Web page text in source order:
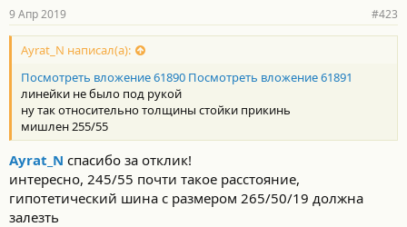
н
о
с
и
:
9 Апр 2019 #423
Ayrat_N написал(а):
Посмотреть вложение 61890 Посмотреть вложение 61891
линейки не было под рукой
ну так относительно толщины стойки прикинь
мишлен 255/55
Ayrat_N спасибо за отклик!
интересно, 245/55 почти такое расстояние,
гипотетический шина с размером 265/50/19 должна
залезть